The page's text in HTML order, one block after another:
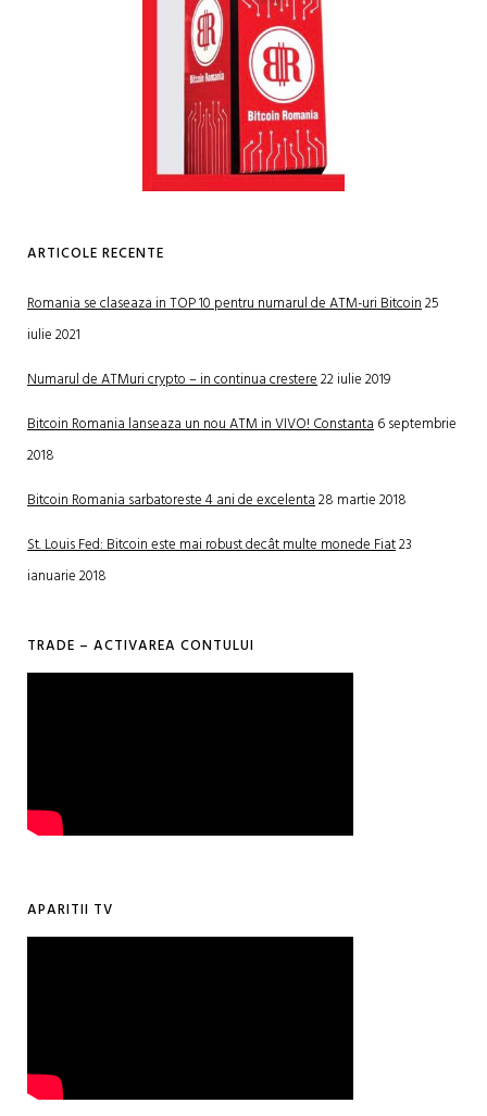
ARTICOLE RECENTE
Romania se claseaza in TOP 10 pentru numarul de ATM-uri Bitcoin25
iulie 2021
Numarul de ATMuri crypto – in continua crestere22 iulie 2019
Bitcoin Romania lanseaza un nou ATM in VIVO! Constanta6 septembrie
2018
Bitcoin Romania sarbatoreste 4 ani de excelenta28 martie 2018
St. Louis Fed: Bitcoin este mai robust decât multe monede Fiat23
ianuarie 2018
TRADE – ACTIVAREA CONTULUI
APARITII TV